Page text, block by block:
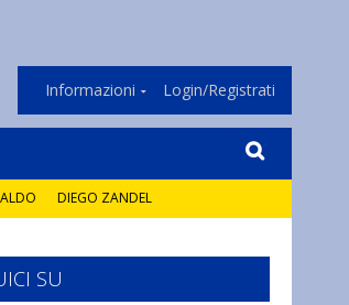
Informazioni Login/Registrati
DIEGO ZANDEL
SU